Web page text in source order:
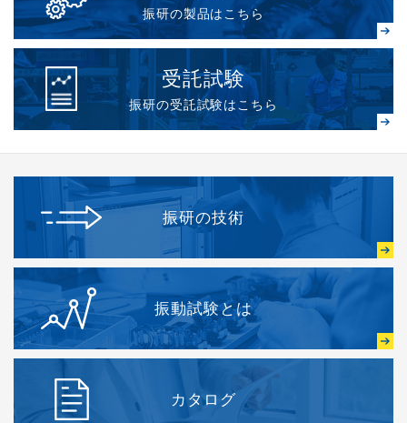
振研の製品はこちら
受託試験
振研の受託試験はこちら
振研の技術
振動試験とは
カタログ